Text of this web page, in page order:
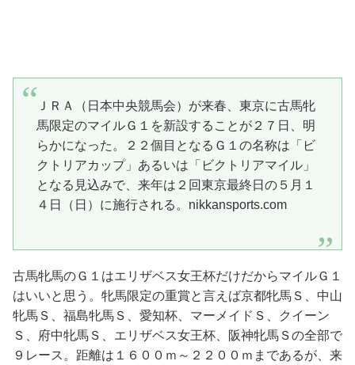
ＪＲＡ（日本中央競馬会）が来春、東京に古馬牝
馬限定のマイルＧ１を新設することが２７日、明
らかになった。２２個目となるＧ１の名称は「ビ
クトリアカップ」あるいは「ビクトリアマイル」
となる見込みで、来年は２回東京最終日の５月１
４日（日）に施行される。nikkansports.com
古馬牝馬のＧ１はエリザベス女王杯だけだからマイルＧ１
はいいと思う。牝馬限定の重賞と言えば京都牝馬Ｓ、中山
牝馬Ｓ、福島牝馬Ｓ、愛知杯、マーメイドＳ、クイーン
Ｓ、府中牝馬Ｓ、エリザベス女王杯、阪神牝馬Ｓの全部で
９レース。距離は１６００ｍ～２２００ｍまであるが、来